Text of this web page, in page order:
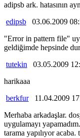
adipsb ark. hatasının
edipsb 03.06.2009
"Error in pattern file"
geldiğimde hepsinde
tutekin 03.05.2009
harikaaa
berkfur11.04.2009
Merhaba arkadaşlar.
uygulamayı
tarama yapılıyor